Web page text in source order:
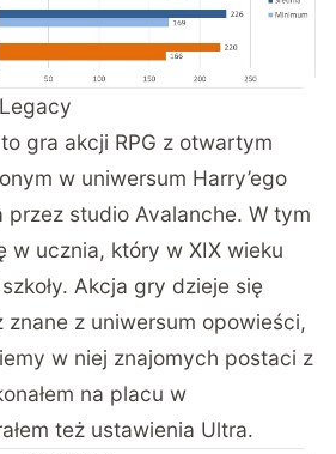
gra akcji RPG z otwartym
w uniwersum Harry’ego
przez studio Avalanche. W tym
w ucznia, który w XIX wieku
Akcja gry dzieje się
znane z uniwersum opowieści,
w niej znajomych postaci z
na placu w
też ustawienia Ultra.